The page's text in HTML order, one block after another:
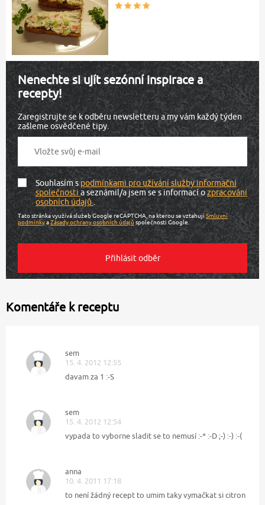
Nenechte si ujít sezónní inspirace a
recepty!
Zaregistrujte se k odběru newsletteru a my vám každý týden
zašleme osvědčené tipy.
Souhlasím spodmínkami pro užívání služby informační
společnostia seznámil/a jsem se s informací ozpracování
osobních údajů.
Tato stránka využívá služeb Google reCAPTCHA, na kterou se vztahujíSmluvní
podmínkyaZásady ochrany osobních údajů společnosti Google.
Komentáře k receptu
sem
15. 4. 2012 12:55
davam za 1 :-S
sem
15. 4. 2012 12:54
vypada to vyborne sladit se to nemusí :-* :-D ;-) :-) :-(
anna
10. 4. 2011 17:18
to není žádný recept to umim taky vymačkat si citron